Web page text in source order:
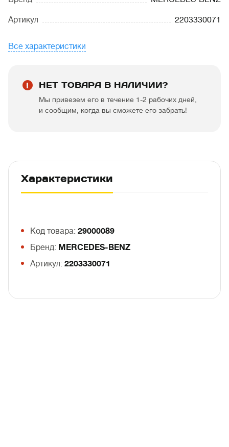
Артикул 2203330071
Все характеристики
НЕТ ТОВАРА В НАЛИЧИИ?
Мы привезем его в течение 1-2 рабочих дней,
и сообщим, когда вы сможете его забрать!
Характеристики
Код товара: 29000089
Бренд: MERCEDES-BENZ
Артикул: 2203330071